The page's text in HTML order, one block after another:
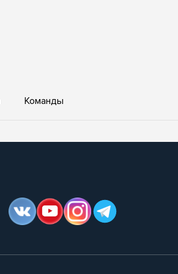
Команды